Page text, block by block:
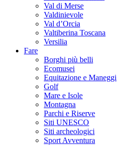
Val di Merse
Valdinievole
Val d’Orcia
Valtiberina Toscana
Versilia
Fare
Borghi più belli
Ecomusei
Equitazione e Maneggi
Golf
Mare e Isole
Montagna
Parchi e Riserve
Siti UNESCO
Siti archeologici
Sport Avventura